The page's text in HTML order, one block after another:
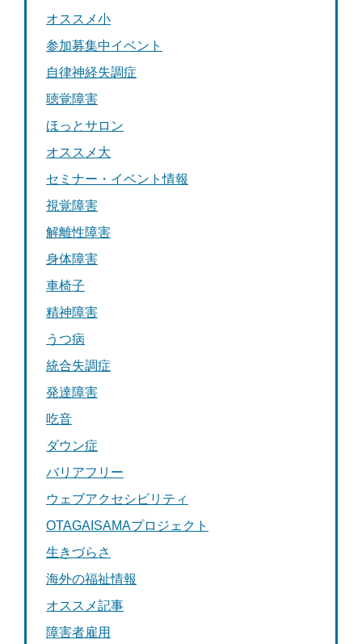
オススメ小
参加募集中イベント
自律神経失調症
聴覚障害
ほっとサロン
オススメ大
セミナー・イベント情報
視覚障害
解離性障害
身体障害
車椅子
精神障害
うつ病
統合失調症
発達障害
吃音
ダウン症
バリアフリー
ウェブアクセシビリティ
OTAGAISAMAプロジェクト
生きづらさ
海外の福祉情報
オススメ記事
障害者雇用